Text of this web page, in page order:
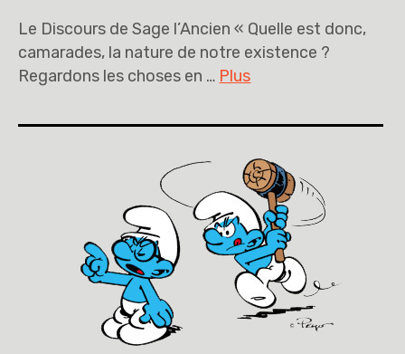
Le Discours de Sage l’Ancien « Quelle est donc,
camarades, la nature de notre existence ?
Regardons les choses en … Plus